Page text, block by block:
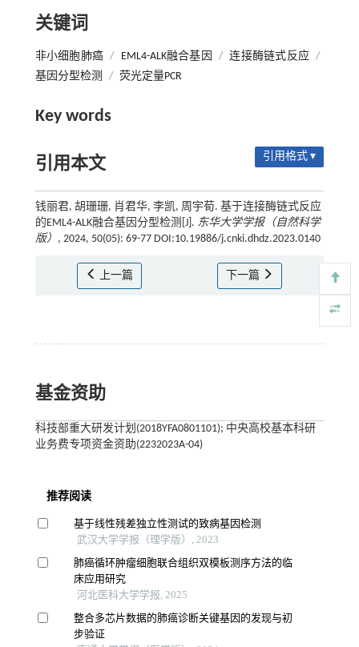
关键词
非小细胞肺癌 / EML4-ALK融合基因 / 连接酶链式反应 /
基因分型检测
/ 荧光定量PCR
Key words
引用本文 引用格式 ▾
钱丽君, 胡珊珊, 肖君华, 李凯, 周宇荀. 基于连接酶链式反应
的EML4-ALK融合基因分型检测[J]. 东华大学学报（自然科学
版） , 2024, 50(05): 69-77 DOI:10.19886/j.cnki.dhdz.2023.0140
上一篇 下一篇
基金资助
科技部重大研发计划(2018YFA0801101); 中央高校基本科研
业务费专项资金资助(2232023A-04)